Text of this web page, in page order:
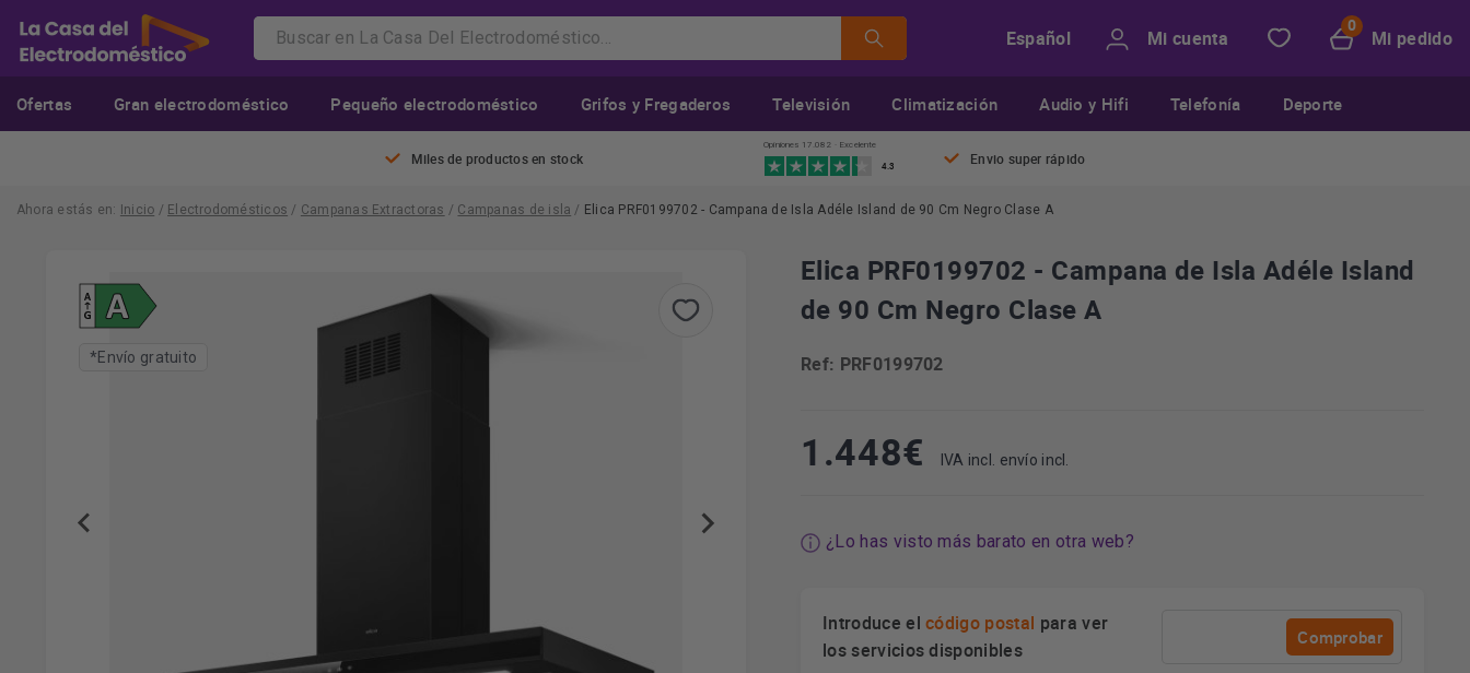
Español Mi cuenta Mi pedido
Ofertas Gran electrodoméstico Pequeño electrodoméstico Grifos y Fregaderos Televisión Climatización Audio y Hifi Telefonía Deporte
Miles de productos en stock
Opiniones 17.082 · Excelente
4.3 Envio super rápido
Ahora estás en: Inicio / Electrodomésticos / Campanas Extractoras / Campanas de isla / Elica PRF0199702 - Campana de Isla Adéle Island de 90 Cm Negro Clase A
*Envío gratuito
Elica PRF0199702 - Campana de Isla Adéle Island
de 90 Cm Negro Clase A
Ref: PRF0199702
1.448€ IVA incl. envío incl.
¿Lo has visto más barato en otra web?
Introduce elcódigo postal para ver
los servicios disponibles
Comprobar